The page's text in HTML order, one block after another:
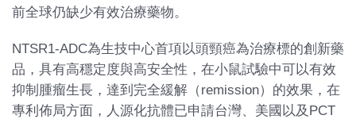
前全球仍缺少有效治療藥物。
NTSR1-ADC為生技中心首項以頭頸癌為治療標的創新藥
品，具有高穩定度與高安全性，在小鼠試驗中可以有效
抑制腫瘤生長，達到完全緩解（remission）的效果，在
專利佈局方面，人源化抗體已申請台灣、美國以及PCT